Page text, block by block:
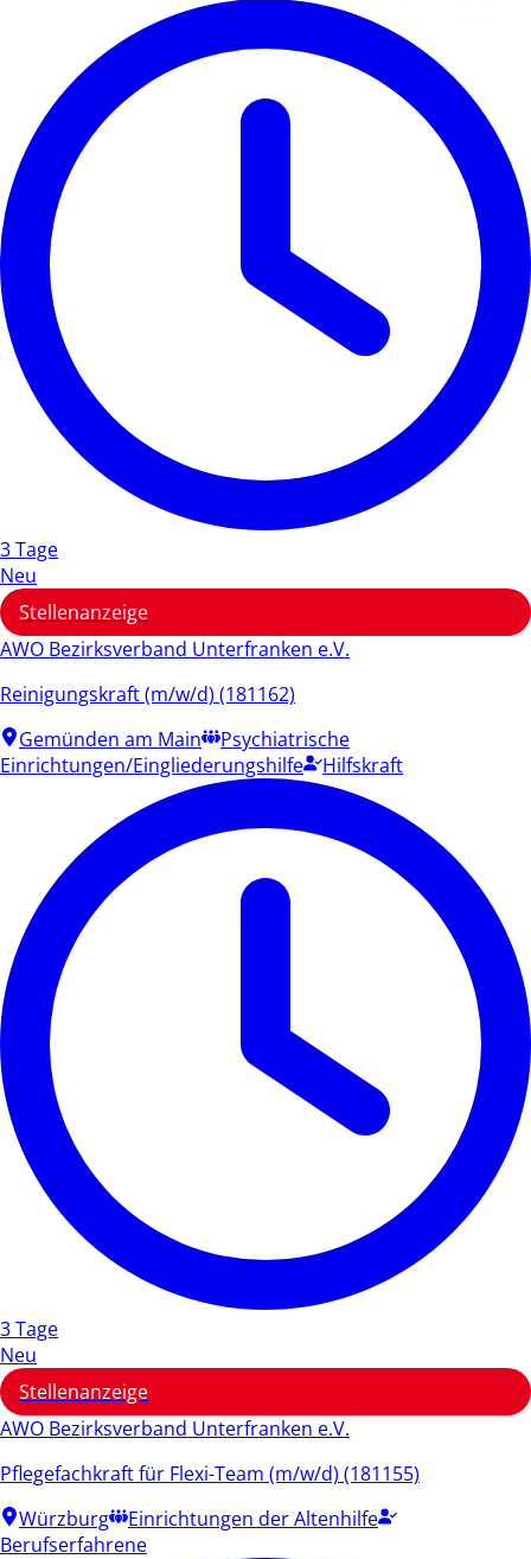
3 Tage
Neu
Stellenanzeige
AWO Bezirksverband Unterfranken e.V.
Reinigungskraft (m/w/d) (181162)
Gemünden am Main
Psychiatrische
Einrichtungen/Eingliederungshilfe
Hilfskraft
3 Tage
Neu
Stellenanzeige
AWO Bezirksverband Unterfranken e.V.
Pflegefachkraft für Flexi-Team (m/w/d) (181155)
Würzburg
Einrichtungen der Altenhilfe
Berufserfahrene